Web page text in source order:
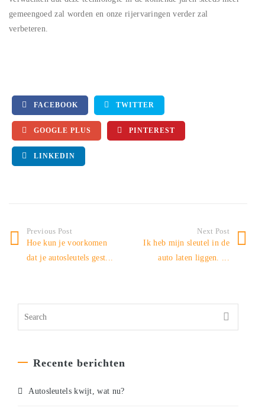
gemeengoed zal worden en onze rijervaringen verder zal
verbeteren.
FACEBOOK TWITTER
GOOGLE PLUS PINTEREST
LINKEDIN
Previous Post
Hoe kun je voorkomen
dat je autosleutels gest...
Next Post
Ik heb mijn sleutel in de
auto laten liggen. ...
Recente berichten
Autosleutels kwijt, wat nu?